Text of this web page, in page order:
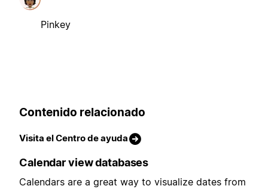
Pinkey
Contenido relacionado
Visita el Centro de ayuda
Calendar view databases
Calendars are a great way to visualize dates from